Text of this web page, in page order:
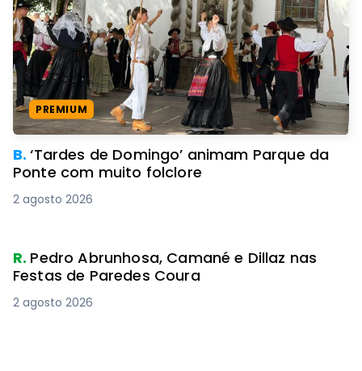
PREMIUM
B.‘Tardes de Domingo’ animam Parque da
Ponte com muito folclore
2 agosto 2026
R. Pedro Abrunhosa, Camané e Dillaz nas
Festas de Paredes Coura
2 agosto 2026